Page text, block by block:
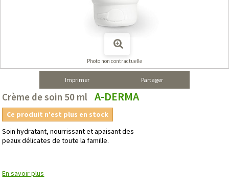
Photo non contractuelle
Imprimer Partager
Crème de soin 50 ml A-DERMA
Ce produit n'est plus en stock
Soin hydratant, nourrissant et apaisant des
peaux délicates de toute la famille.
En savoir plus